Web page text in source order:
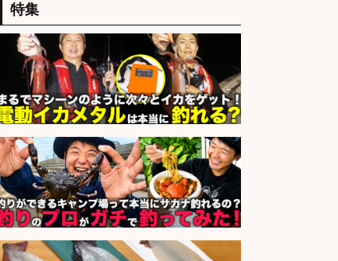
の若手スタッフ
会社名 サカナのハチベエ 矢場町店
sponsored by 求人ボックス
和食, 居酒屋/キッチンスタッフ/天草
の魚と馬刺しの店 キッチンスタッフ
正社員募集
会社名
天草の魚と馬刺しの店 魚粋 天草
の魚と馬刺しの店 魚粋
sponsored by 求人ボックス
倉庫での釣り用品の軽作業スタッ
特集